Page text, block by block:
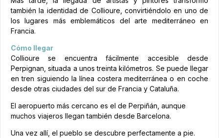
también la identidad de Collioure, convirtiéndolo en uno de
los lugares más emblemáticos del arte mediterráneo en
Francia.
Cómo llegar
Collioure se encuentra fácilmente accesible desde
Perpignan, situada a unos treinta kilómetros. Se puede llegar
en tren siguiendo la línea costera mediterránea o en coche
desde otras ciudades del sur de Francia y Cataluña.
El aeropuerto más cercano es el de Perpiñán, aunque
muchos viajeros llegan también desde Barcelona.
Una vez allí, el pueblo se descubre perfectamente a pie.